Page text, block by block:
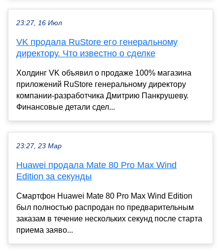
23:27, 16 Июл
VK продала RuStore его генеральному
директору. Что известно о сделке
Холдинг VK объявил о продаже 100% магазина
приложений RuStore генеральному директору
компании-разработчика Дмитрию Панкрушеву.
Финансовые детали сдел...
23:27, 23 Мар
Huawei продала Mate 80 Pro Max Wind
Edition за секунды
Смартфон Huawei Mate 80 Pro Max Wind Edition
был полностью распродан по предварительным
заказам в течение нескольких секунд после старта
приема заяво...